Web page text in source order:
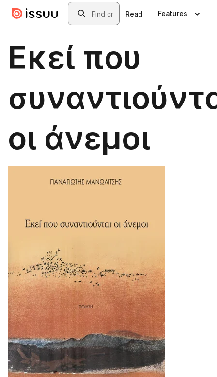
Skip to main contentSearch
Read Features
Εκεί που
οι άνεμοι